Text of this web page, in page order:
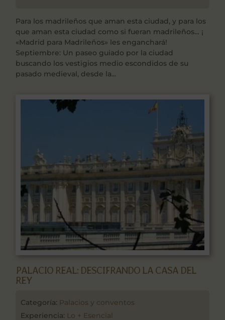
Para los madrileños que aman esta ciudad, y para los
que aman esta ciudad como si fueran madrileños… ¡
«Madrid para Madrileños» les enganchará!
Septiembre: Un paseo guiado por la ciudad
buscando los vestigios medio escondidos de su
pasado medieval, desde la...
PALACIO REAL: DESCIFRANDO LA CASA DEL
REY
Categoría: Palacios y conventos
Experiencia: Lo + Esencial